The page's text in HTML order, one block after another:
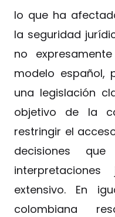
lo que ha
la seguridad
no
modelo español,
una legislación
objetivo de la
restringir el
decisiones
extensivo. En
colombiana